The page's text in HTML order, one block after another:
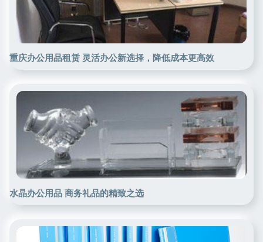
重庆办公用品租赁 灵活办公新选择，降低成本更高效
水晶办公用品 商务礼品的精致之选